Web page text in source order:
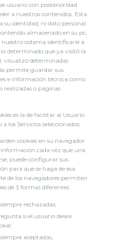
usuario con posterioridad
a nuestros contenidos. Esta
su identidad, ni dato personal
almacenado en su pc,
sistema identificarle a
determinado que ya visitó la
visualizó determinadas
permite guardar sus
e información técnica como
realizadas o páginas
es la de facilitar al Usuario
los Servicios seleccionados.
cookies en su navegador
cada vez que una
puede configurar sus
para que se haga de esa
de los navegadores permiten
de 3 formas diferentes:
rechazadas;
si el usuario desea
aceptadas;